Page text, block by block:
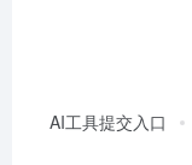
AI工具提交入口